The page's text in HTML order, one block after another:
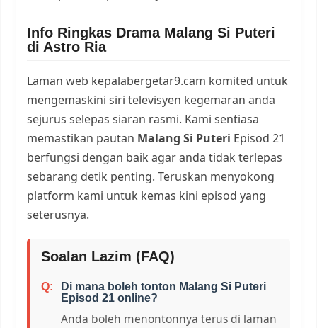
Info Ringkas Drama Malang Si Puteri
di Astro Ria
Laman web kepalabergetar9.cam komited untuk
mengemaskini siri televisyen kegemaran anda
sejurus selepas siaran rasmi. Kami sentiasa
memastikan pautan Malang Si Puteri Episod 21
berfungsi dengan baik agar anda tidak terlepas
sebarang detik penting. Teruskan menyokong
platform kami untuk kemas kini episod yang
seterusnya.
Soalan Lazim (FAQ)
Di mana boleh tonton Malang Si Puteri
Episod 21 online?
Anda boleh menontonnya terus di laman